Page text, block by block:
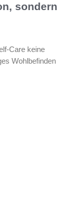
sondern
Care keine
Wohlbefinden